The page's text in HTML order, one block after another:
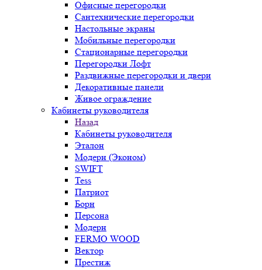
Офисные перегородки
Сантехнические перегородки
Настольные экраны
Мобильные перегородки
Стационарные перегородки
Перегородки Лофт
Раздвижные перегородки и двери
Декоративные панели
Живое ограждение
Кабинеты руководителя
Назад
Кабинеты руководителя
Эталон
Модерн (Эконом)
SWIFT
Tess
Патриот
Борн
Персона
Модерн
FERMO WOOD
Вектор
Престиж